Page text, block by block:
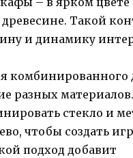
Такой
и динамику
комбинированного
разных
стекло и
чтобы создать
подход добавит